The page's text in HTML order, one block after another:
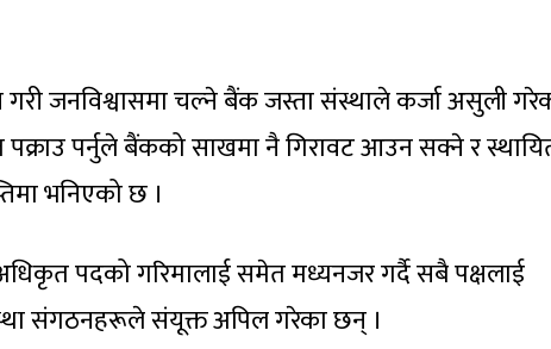
जनविश्वासमा चल्ने बैंक जस्ता संस्थाले कर्जा असुली
पर्नुले बैंकको साखमा नै गिरावट आउन सक्ने र
भनिएको छ ।
पदको गरिमालाई समेत मध्यनजर गर्दै सबै पक्षलाई
संगठनहरूले संयूक्त अपिल गरेका छन् ।